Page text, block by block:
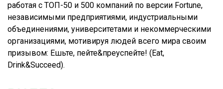
работая с ТОП-50 и 500 компаний по версии Fortune,
независимыми предприятиями, индустриальными
объединениями, университетами и некоммерческими
организациями, мотивируя людей всего мира своим
призывом: Ешьте, пейте&преуспейте! (Eat,
Drink&Succeed).